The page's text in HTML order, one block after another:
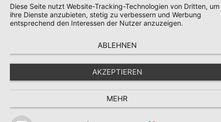
Diese Seite nutzt Website-Tracking-Technologien von Dritten, um
ihre Dienste anzubieten, stetig zu verbessern und Werbung
entsprechend den Interessen der Nutzer anzuzeigen.
ABLEHNEN
AKZEPTIEREN
MEHR